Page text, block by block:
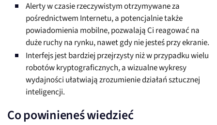
Alerty w czasie rzeczywistym otrzymywane za
pośrednictwem Internetu, a potencjalnie także
powiadomienia mobilne, pozwalają Ci reagować na
duże ruchy na rynku, nawet gdy nie jesteś przy ekranie.
Interfejs jest bardziej przejrzysty niż w przypadku wielu
robotów kryptograficznych, a wizualne wykresy
wydajności ułatwiają zrozumienie działań sztucznej
inteligencji.
Co powinieneś wiedzieć